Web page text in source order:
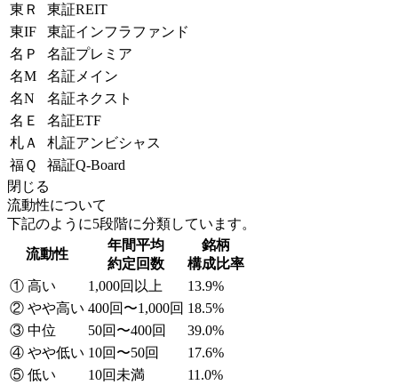
東Ｒ
東証REIT
東IF
東証インフラファンド
名Ｐ
名証プレミア
名M
名証メイン
名N
名証ネクスト
名Ｅ
名証ETF
札Ａ
札証アンビシャス
福Ｑ
福証Q-Board
閉じる
流動性について
下記のように5段階に分類しています。
流動性
年間平均
約定回数
銘柄
構成比率
① 高い
1,000回以上
13.9%
② やや高い 400回〜1,000回 18.5%
③ 中位
50回〜400回
39.0%
④ やや低い 10回〜50回
17.6%
⑤ 低い
10回未満
11.0%